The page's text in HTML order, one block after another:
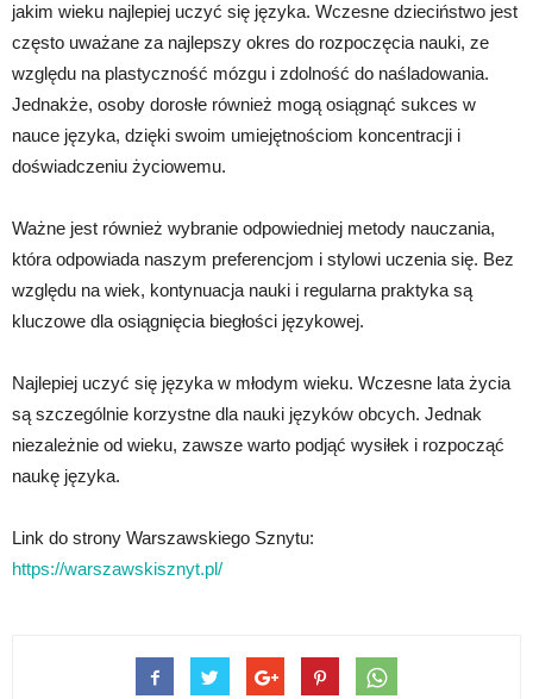
jakim wieku najlepiej uczyć się języka. Wczesne dzieciństwo jest
często uważane za najlepszy okres do rozpoczęcia nauki, ze
względu na plastyczność mózgu i zdolność do naśladowania.
Jednakże, osoby dorosłe również mogą osiągnąć sukces w
nauce języka, dzięki swoim umiejętnościom koncentracji i
doświadczeniu życiowemu.
Ważne jest również wybranie odpowiedniej metody nauczania,
która odpowiada naszym preferencjom i stylowi uczenia się. Bez
względu na wiek, kontynuacja nauki i regularna praktyka są
kluczowe dla osiągnięcia biegłości językowej.
Najlepiej uczyć się języka w młodym wieku. Wczesne lata życia
są szczególnie korzystne dla nauki języków obcych. Jednak
niezależnie od wieku, zawsze warto podjąć wysiłek i rozpocząć
naukę języka.
Link do strony Warszawskiego Sznytu:
https://warszawskisznyt.pl/